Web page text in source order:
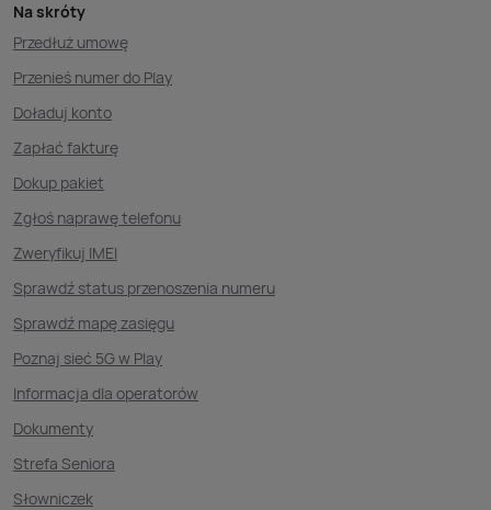
Na skróty
Przedłuż umowę
Przenieś numer do Play
Doładuj konto
Zapłać fakturę
Dokup pakiet
Zgłoś naprawę telefonu
Zweryfikuj IMEI
Sprawdź status przenoszenia numeru
Sprawdź mapę zasięgu
Poznaj sieć 5G w Play
Informacja dla operatorów
Dokumenty
Strefa Seniora
Słowniczek